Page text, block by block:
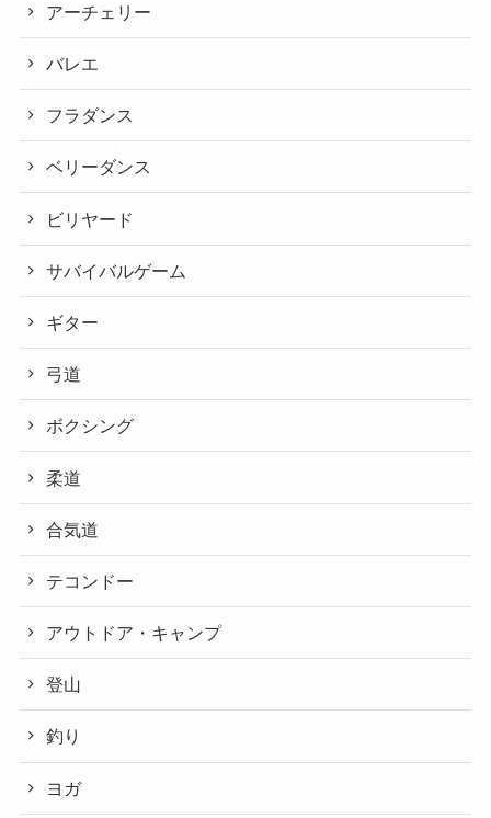
アーチェリー
バレエ
フラダンス
ベリーダンス
ビリヤード
サバイバルゲーム
ギター
弓道
ボクシング
柔道
合気道
テコンドー
アウトドア・キャンプ
登山
釣り
ヨガ